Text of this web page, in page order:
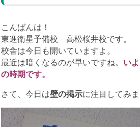
こんばんは！
東進衛星予備校 高松桜井校です。
校舎は今日も開いていますよ。
最近は暗くなるのが早いですね。 い
の時期です。
さて、今日は壁の掲示に注目してみ